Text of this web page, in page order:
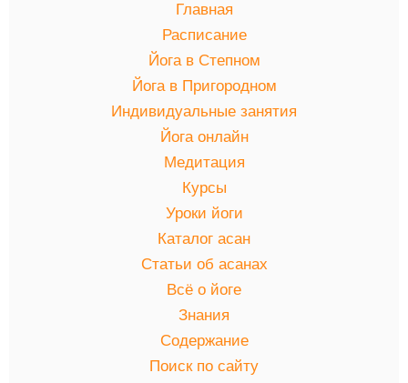
Главная
Расписание
Йога в Степном
Йога в Пригородном
Индивидуальные занятия
Йога онлайн
Медитация
Курсы
Уроки йоги
Каталог асан
Статьи об асанах
Всё о йоге
Знания
Содержание
Поиск по сайту